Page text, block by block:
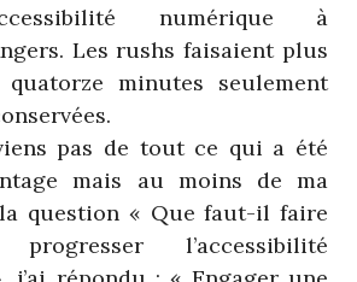
numérique à
Les rushs faisaient plus
quatorze minutes seulement
pas de tout ce qui a été
mais au moins de ma
question « Que faut-il faire
l’accessibilité